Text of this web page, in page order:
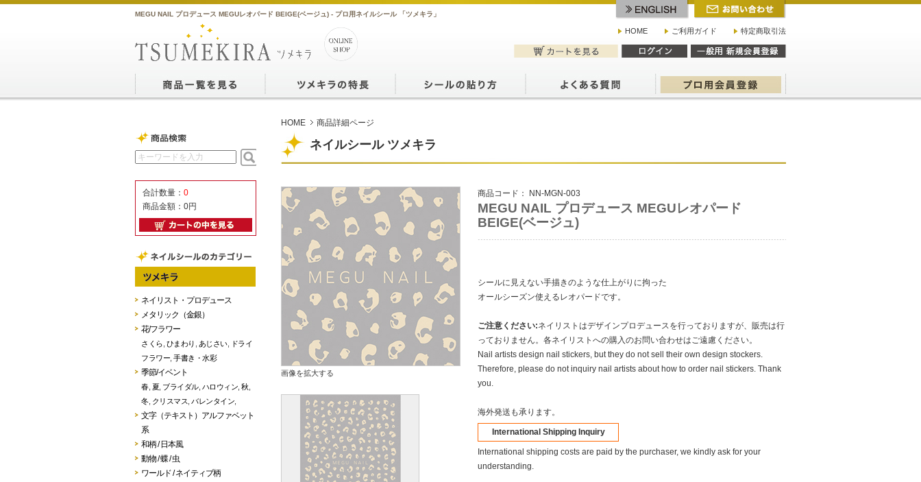
MEGU NAIL プロデュース MEGUレオパード BEIGE(ベージュ) - プロ用ネイルシール 「ツメキラ」
HOME ご利用ガイド 特定商取引法
HOME 商品詳細ページ
合計数量： 0
商品金額： 0円
ネイリスト・プロデュース
メタリック（金銀）
花/フラワー
さくら ひまわり あじさい,
ドライ
フラワー 手書き・水彩
季節/イベント
春, 夏 ブライダル, ハロウィン 秋
冬, クリスマス バレンタイン
文字（テキスト）アルファベット
系
和柄 / 日本風
動物 / 蝶 / 虫
ワールド / ネイティブ柄
ネイルシール ツメキラ
画像を拡大する
商品コード： NN-MGN-003
MEGU NAIL プロデュース MEGUレオパード
BEIGE(ベージュ)
シールに見えない手描きのような仕上がりに拘った
オールシーズン使えるレオパードです。
ご注意ください:ネイリストはデザインプロデュースを行っておりますが、販売は行
っておりません。各ネイリストへの購入のお問い合わせはご遠慮ください。
Nail artists design nail stickers, but they do not sell their own design stockers.
Therefore, please do not inquiry nail artists about how to order nail stickers. Thank
you.
海外発送も承ります。
International Shipping Inquiry
International shipping costs are paid by the purchaser, we kindly ask for your
understanding.